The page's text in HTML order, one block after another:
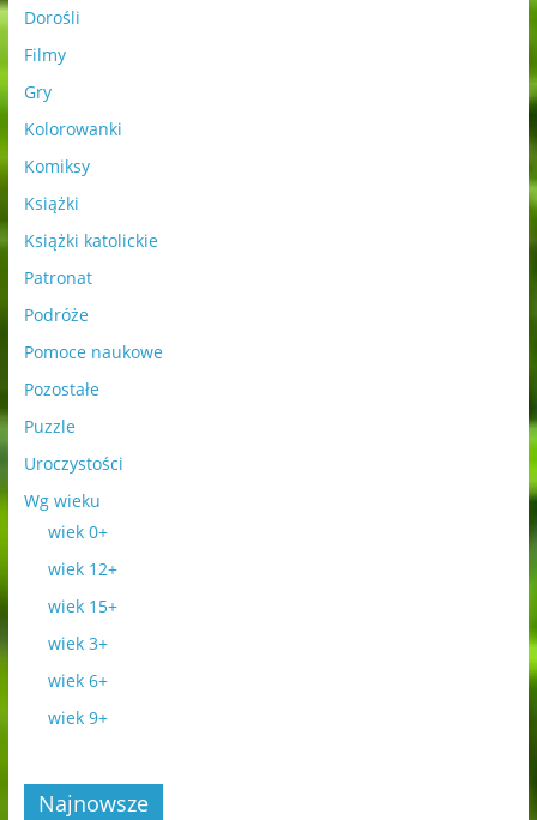
Dorośli
Filmy
Gry
Kolorowanki
Komiksy
Książki
Książki katolickie
Patronat
Podróże
Pomoce naukowe
Pozostałe
Puzzle
Uroczystości
Wg wieku
wiek 0+
wiek 12+
wiek 15+
wiek 3+
wiek 6+
wiek 9+
Najnowsze